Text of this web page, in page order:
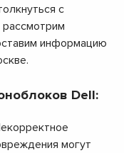
с
информацию
Dell:
могут